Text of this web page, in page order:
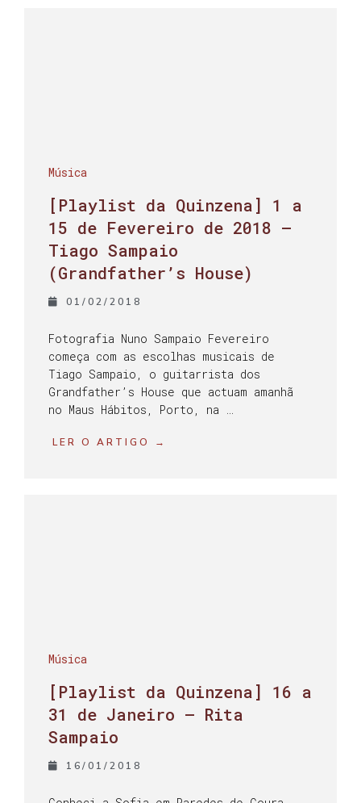
Música
[Playlist da Quinzena] 1 a
15 de Fevereiro de 2018 –
Tiago Sampaio
(Grandfather’s House)
01/02/2018
Fotografia Nuno Sampaio Fevereiro
começa com as escolhas musicais de
Tiago Sampaio, o guitarrista dos
Grandfather’s House que actuam amanhã
no Maus Hábitos, Porto, na …
LER O ARTIGO →
Música
[Playlist da Quinzena] 16 a
31 de Janeiro – Rita
Sampaio
16/01/2018